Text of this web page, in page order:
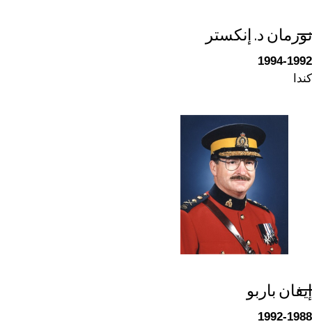
نورمان د. إنكستر
1994-1992
كندا
إيفان باربو
1992-1988